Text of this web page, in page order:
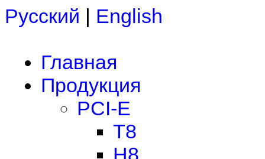
Русский | English
Главная
Продукция
PCI-E
T8
H8